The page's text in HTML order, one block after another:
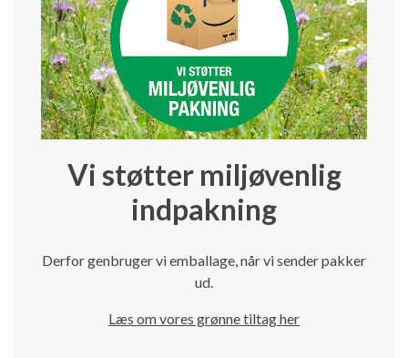
Vi støtter miljøvenlig
indpakning
Derfor genbruger vi emballage, når vi sender pakker
ud.
Læs om vores grønne tiltag her